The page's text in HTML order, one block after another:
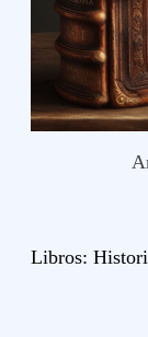
Libros: